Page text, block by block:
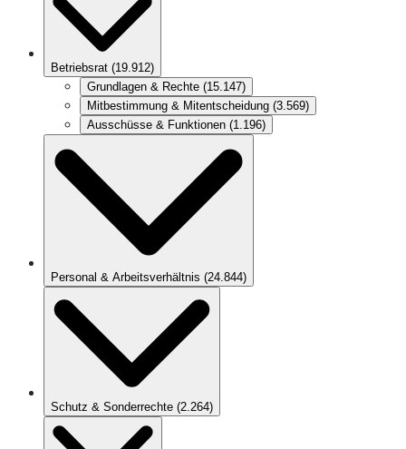
Betriebsrat (19.912)
Grundlagen & Rechte (15.147)
Mitbestimmung & Mitentscheidung (3.569)
Ausschüsse & Funktionen (1.196)
Personal & Arbeitsverhältnis (24.844)
Schutz & Sonderrechte (2.264)